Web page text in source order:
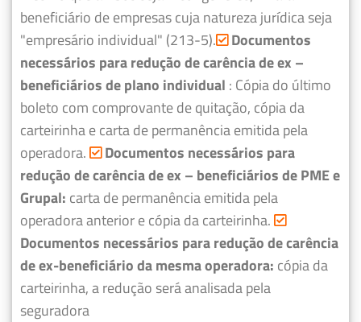
beneficiário de empresas cuja natureza jurídica seja
"empresário individual" (213-5). Documentos
necessários para redução de carência de ex –
beneficiários de plano individual : Cópia do último
boleto com comprovante de quitação, cópia da
carteirinha e carta de permanência emitida pela
operadora.
Documentos necessários para
redução de carência de ex – beneficiários de PME e
Grupal: carta de permanência emitida pela
operadora anterior e cópia da carteirinha.
Documentos necessários para redução de carência
de ex-beneficiário da mesma operadora: cópia da
carteirinha, a redução será analisada pela
seguradora